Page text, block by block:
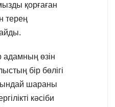
қорғаған
терең
адамның өзін
бір бөлігі
шараны
кәсіби